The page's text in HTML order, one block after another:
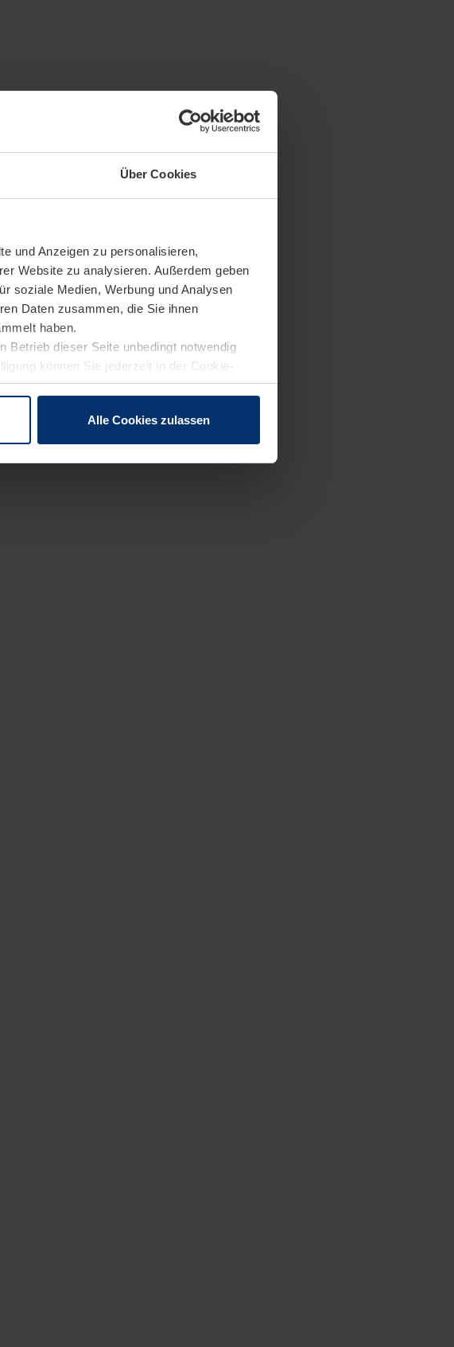
Über Cookies
und Anzeigen zu personalisieren,
Website zu analysieren. Außerdem geben
soziale Medien, Werbung und Analysen
Daten zusammen, die Sie ihnen
haben.
Betrieb dieser Seite unbedingt notwendig
können Sie jederzeit in der Cookie-
widerrufen.
Alle Cookies zulassen